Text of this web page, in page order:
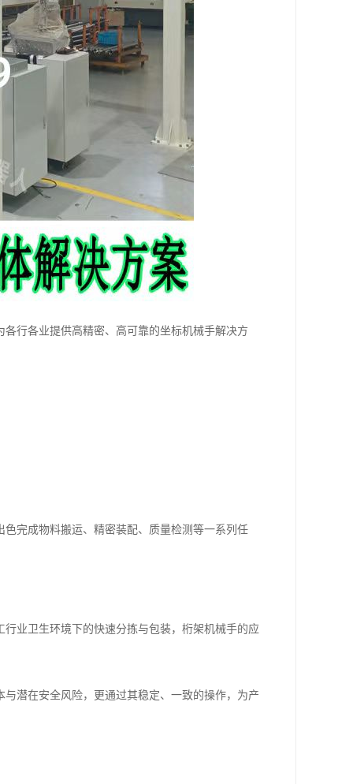
行各业提供高精密、高可靠的坐标机械手解决方
完成物料搬运、精密装配、质量检测等一系列任
业卫生环境下的快速分拣与包装，桁架机械手的应
潜在安全风险，更通过其稳定、一致的操作，为产